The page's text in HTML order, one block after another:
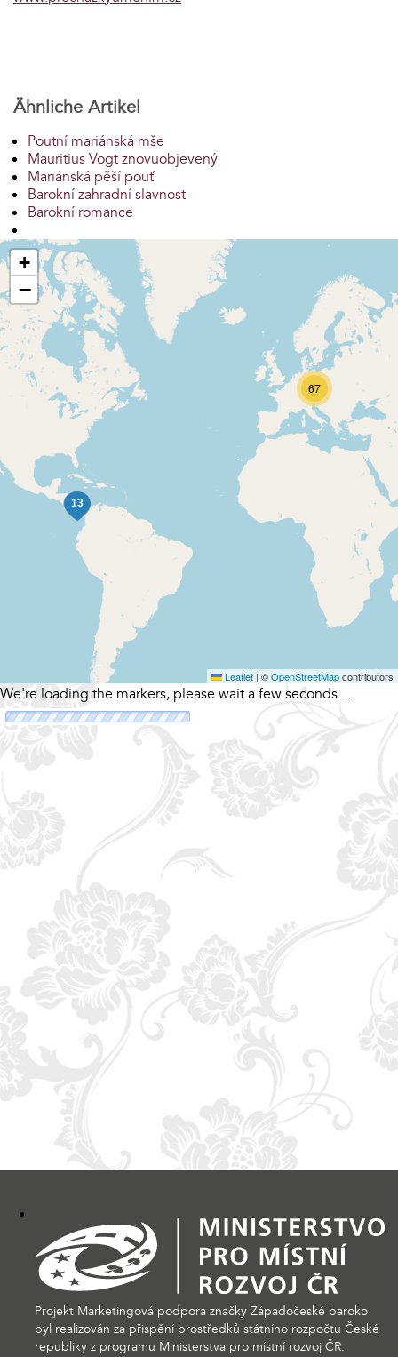
Ähnliche Artikel
Poutní mariánská mše
Mauritius Vogt znovuobjevený
Mariánská pěší pouť
Barokní zahradní slavnost
Barokní romance
67
+
−
Leaflet | ©OpenStreetMapcontributors
We're loading the markers, please wait a few seconds…
Projekt Marketingová podpora značky Západočeské baroko
byl realizován za přispění prostředků státního rozpočtu České
republiky z programu Ministerstva pro místní rozvoj ČR.